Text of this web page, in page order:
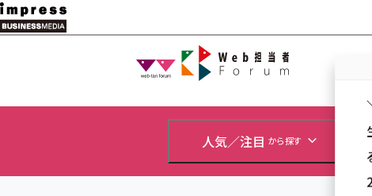
メ
イ
Web担当者
人気／注目 から探す